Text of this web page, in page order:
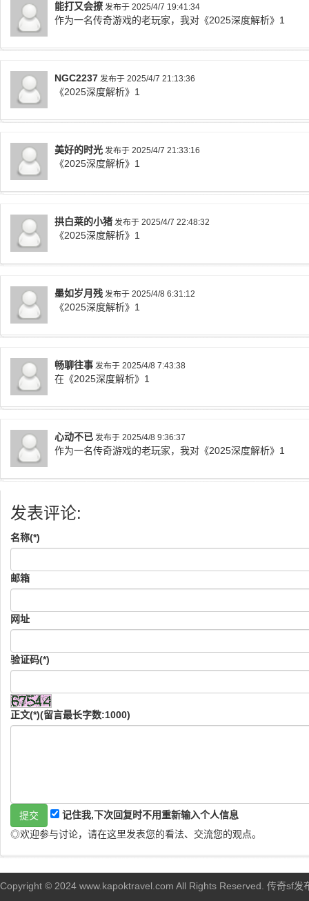
能打又会撩 发布于 2025/4/7 19:41:34
作为一名传奇游戏的老玩家，我对《2025深度解析》1
NGC2237 发布于 2025/4/7 21:13:36
《2025深度解析》1
美好的时光 发布于 2025/4/7 21:33:16
《2025深度解析》1
拱白莱的小猪 发布于 2025/4/7 22:48:32
《2025深度解析》1
墨如岁月残 发布于 2025/4/8 6:31:12
《2025深度解析》1
畅聊往事 发布于 2025/4/8 7:43:38
在《2025深度解析》1
心动不已 发布于 2025/4/8 9:36:37
作为一名传奇游戏的老玩家，我对《2025深度解析》1
发表评论:
名称(*)
邮箱
网址
验证码(*)
正文(*)(留言最长字数:1000)
记住我,下次回复时不用重新输入个人信息
◎欢迎参与讨论，请在这里发表您的看法、交流您的观点。
Copyright © 2024 www.kapoktravel.com All Rights Reserved. 传奇sf发